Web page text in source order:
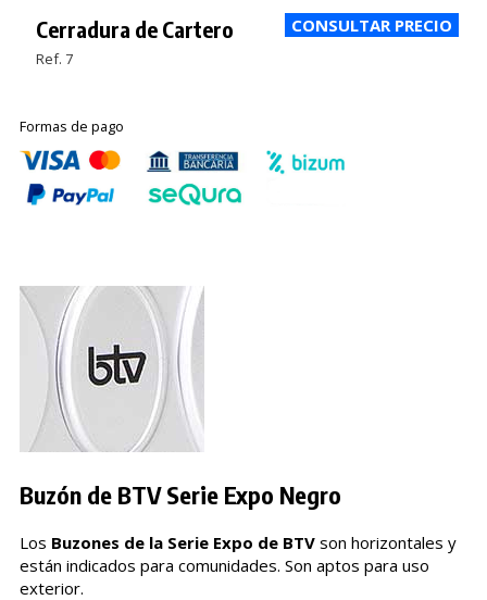
Cerradura de Cartero
Ref. 7
Formas de pago
Buzón de BTV Serie Expo Negro
Los Buzones de la Serie Expo de BTVson horizontales y
están indicados para comunidades. Son aptos para uso
exterior.